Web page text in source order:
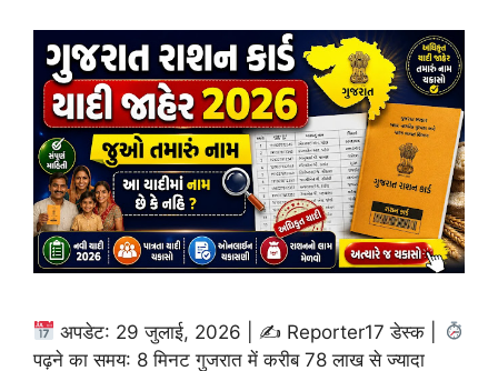
अपडेट: 29 जुलाई, 2026 | ✍ Reporter17 डेस्क |
पढ़ने का समय: 8 मिनट गुजरात में करीब 78 लाख से ज्यादा